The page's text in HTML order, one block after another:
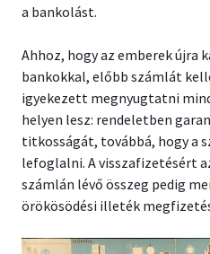
a bankolást.
Ahhoz, hogy az emberek újra
bankokkal, előbb számlát
igyekezett megnyugtatni
helyen lesz: rendeletben
titkosságát, továbbá, hogy a
lefoglalni. A visszafizetésért
számlán lévő összeg pedig
örökösödési illeték